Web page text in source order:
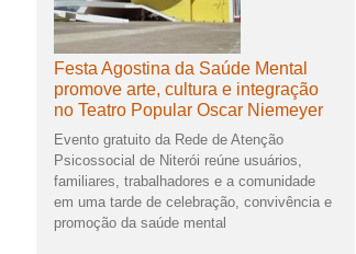
Festa Agostina da Saúde Mental
promove arte, cultura e integração
no Teatro Popular Oscar Niemeyer
Evento gratuito da Rede de Atenção
Psicossocial de Niterói reúne usuários,
familiares, trabalhadores e a comunidade
em uma tarde de celebração, convivência e
promoção da saúde mental